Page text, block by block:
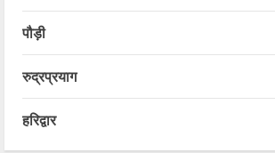
पौड़ी
रुद्रप्रयाग
हरिद्वार